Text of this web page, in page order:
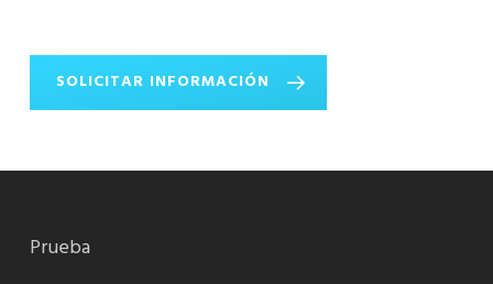
SOLICITAR INFORMACIÓN
Prueba